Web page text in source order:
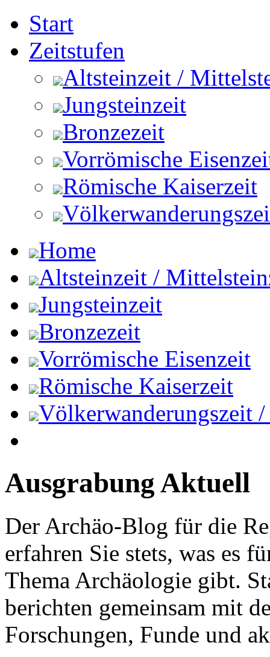
Start
Zeitstufen
Altsteinzeit /
Jungsteinzeit
Bronzezeit
Vorrömische
Römische Kaiserzeit
Home
Altsteinzeit /
Jungsteinzeit
Bronzezeit
Vorrömische Eisenzeit
Römische Kaiserzeit
Völkerwanderungszeit
Ausgrabung Aktuell
Der Archäo-Blog für die
erfahren Sie stets, was es
Thema Archäologie gibt.
berichten gemeinsam mit
Forschungen, Funde und